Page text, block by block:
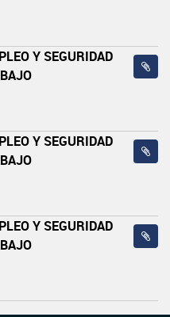
Y SEGURIDAD
Y SEGURIDAD
Y SEGURIDAD